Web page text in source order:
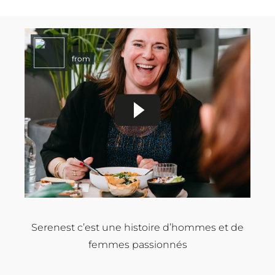
from
Serenest c’est une histoire d’hommes et de
femmes passionnés